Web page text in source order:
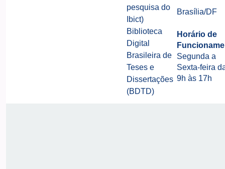
pesquisa do
Ibict)
Biblioteca
Digital
Brasileira de
Teses e
Dissertações
(BDTD)
Brasília/DF
Horário de
Segunda a
Sexta-feira
9h às 17h